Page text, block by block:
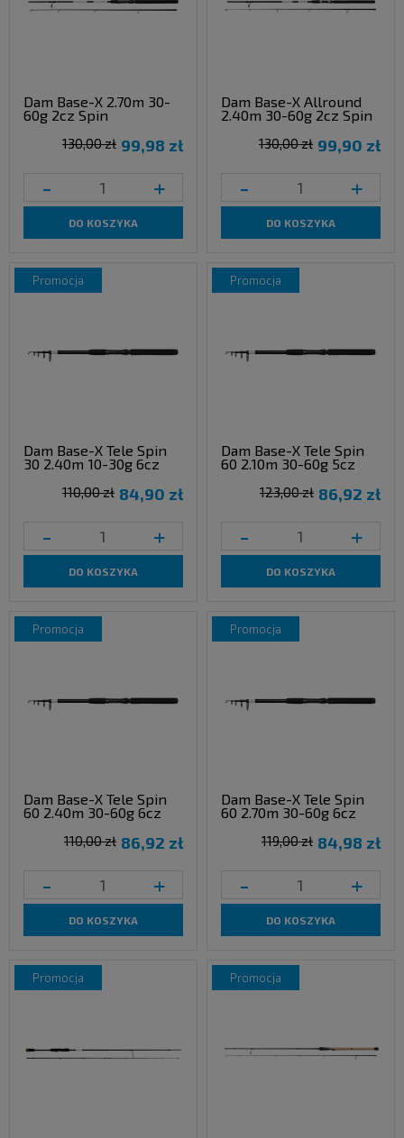
Dam Base-X 2.70m 30-
60g 2cz Spin
99,98 zł
130,00 zł
- +
DO KOSZYKA
Dam Base-X Allround
2.40m 30-60g 2cz Spin
99,90 zł
130,00 zł
- +
DO KOSZYKA
Dam Base-X Tele Spin
30 2.40m 10-30g 6cz
84,90 zł
110,00 zł
- +
DO KOSZYKA
promocja
Dam Base-X Tele Spin
60 2.10m 30-60g 5cz
86,92 zł
123,00 zł
- +
DO KOSZYKA
promocja
Dam Base-X Tele Spin
60 2.40m 30-60g 6cz
86,92 zł
110,00 zł
- +
DO KOSZYKA
promocja
Dam Base-X Tele Spin
60 2.70m 30-60g 6cz
84,98 zł
119,00 zł
- +
DO KOSZYKA
promocja
promocja promocja